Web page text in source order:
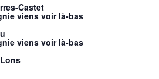
Castet
viens voir là-bas
viens voir là-bas